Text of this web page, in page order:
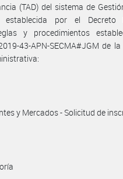
(TAD) del sistema de
establecida por el Decreto
y procedimientos
43-APN-SECMA#JGM de
y Mercados - Solicitud de